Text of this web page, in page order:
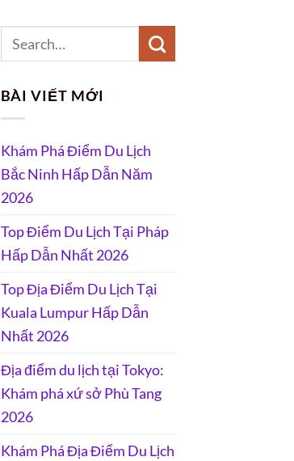
BÀI VIẾT MỚI
Khám Phá Điểm Du Lịch
Bắc Ninh Hấp Dẫn Năm
2026
Top Điểm Du Lịch Tại Pháp
Hấp Dẫn Nhất 2026
Top Địa Điểm Du Lịch Tại
Kuala Lumpur Hấp Dẫn
Nhất 2026
Địa điểm du lịch tại Tokyo:
Khám phá xứ sở Phù Tang
2026
Khám Phá Địa Điểm Du Lịch